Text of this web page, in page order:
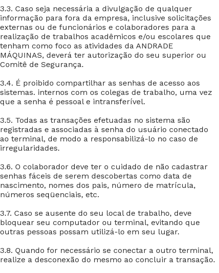
3.3. Caso seja necessária a divulgação de qualquer
informação para fora da empresa, inclusive solicitações
externas ou de funcionários e colaboradores para a
realização de trabalhos acadêmicos e/ou escolares que
tenham como foco as atividades da ANDRADE
MÁQUINAS, deverá ter autorização do seu superior ou
Comitê de Segurança.
3.4. É proibido compartilhar as senhas de acesso aos
sistemas. internos com os colegas de trabalho, uma vez
que a senha é pessoal e intransferível.
3.5. Todas as transações efetuadas no sistema são
registradas e associadas à senha do usuário conectado
ao terminal, de modo a responsabilizá-lo no caso de
irregularidades.
3.6. O colaborador deve ter o cuidado de não cadastrar
senhas fáceis de serem descobertas como data de
nascimento, nomes dos pais, número de matrícula,
números seqüenciais, etc.
3.7. Caso se ausente do seu local de trabalho, deve
bloquear seu computador ou terminal, evitando que
outras pessoas possam utilizá-lo em seu lugar.
3.8. Quando for necessário se conectar a outro terminal,
realize a desconexão do mesmo ao concluir a transação.